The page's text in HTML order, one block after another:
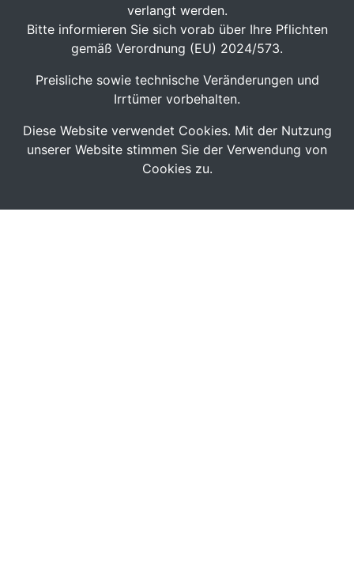
verlangt werden.
Bitte informieren Sie sich vorab über Ihre Pflichten
gemäß Verordnung (EU) 2024/573.
Preisliche sowie technische Veränderungen und
Irrtümer vorbehalten.
Diese Website verwendet Cookies. Mit der Nutzung
unserer Website stimmen Sie der Verwendung von
Cookies zu.